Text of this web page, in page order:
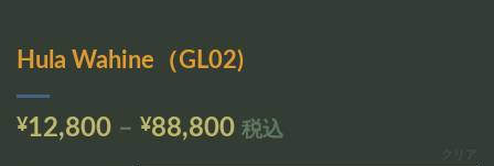
Hula Wahine（GL02)
¥12,800 – ¥88,800価
税込
クリア